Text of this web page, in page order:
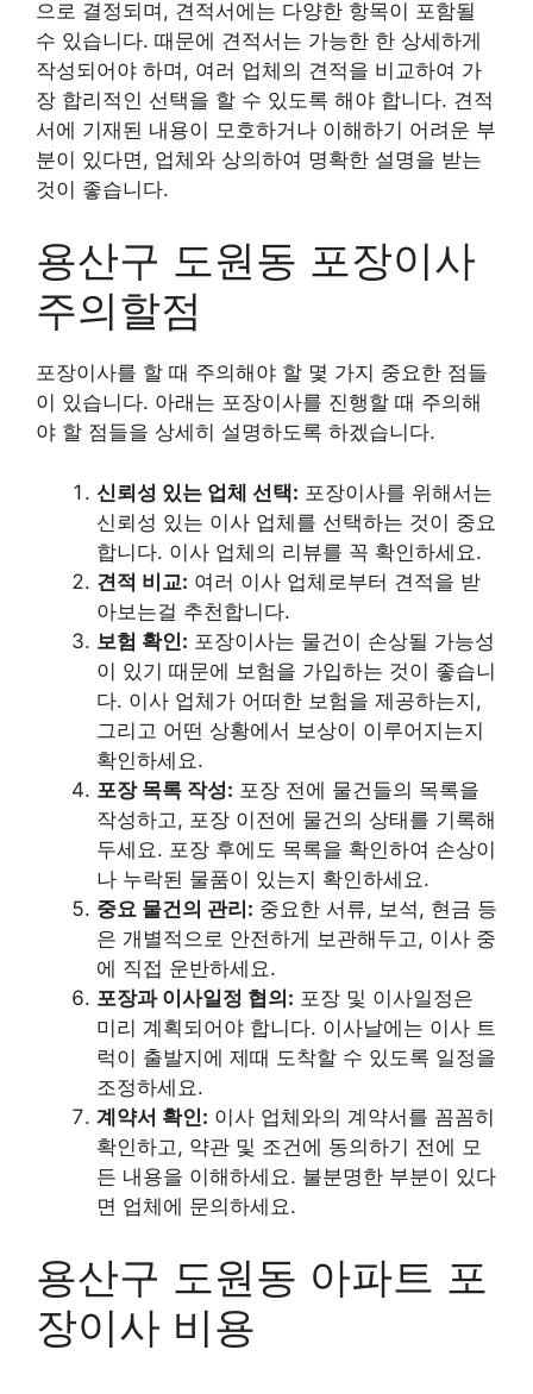
으로 결정되며, 견적서에는 다양한 항목이 포함될
수 있습니다. 때문에 견적서는 가능한 한 상세하게
작성되어야 하며, 여러 업체의 견적을 비교하여 가
장 합리적인 선택을 할 수 있도록 해야 합니다. 견적
서에 기재된 내용이 모호하거나 이해하기 어려운 부
분이 있다면, 업체와 상의하여 명확한 설명을 받는
것이 좋습니다.
용산구 도원동 포장이사
주의할점
포장이사를 할 때 주의해야 할 몇 가지 중요한 점들
이 있습니다. 아래는 포장이사를 진행할 때 주의해
야 할 점들을 상세히 설명하도록 하겠습니다.
신뢰성 있는 업체 선택: 포장이사를 위해서는
신뢰성 있는 이사 업체를 선택하는 것이 중요
합니다. 이사 업체의 리뷰를 꼭 확인하세요.
견적 비교: 여러 이사 업체로부터 견적을 받
아보는걸 추천합니다.
보험 확인: 포장이사는 물건이 손상될 가능성
이 있기 때문에 보험을 가입하는 것이 좋습니
다. 이사 업체가 어떠한 보험을 제공하는지,
그리고 어떤 상황에서 보상이 이루어지는지
확인하세요.
포장 목록 작성: 포장 전에 물건들의 목록을
작성하고, 포장 이전에 물건의 상태를 기록해
두세요. 포장 후에도 목록을 확인하여 손상이
나 누락된 물품이 있는지 확인하세요.
중요 물건의 관리: 중요한 서류, 보석, 현금 등
은 개별적으로 안전하게 보관해두고, 이사 중
에 직접 운반하세요.
포장과 이사일정 협의: 포장 및 이사일정은
미리 계획되어야 합니다. 이사날에는 이사 트
럭이 출발지에 제때 도착할 수 있도록 일정을
조정하세요.
계약서 확인: 이사 업체와의 계약서를 꼼꼼히
확인하고, 약관 및 조건에 동의하기 전에 모
든 내용을 이해하세요. 불분명한 부분이 있다
면 업체에 문의하세요.
용산구 도원동 아파트 포
장이사 비용